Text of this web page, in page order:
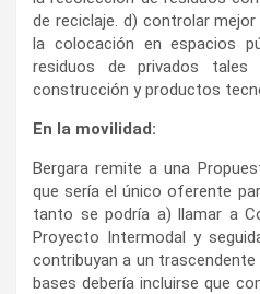
de reciclaje. d) controlar
la colocación en espacios
residuos de privados tales
construcción y productos
En la movilidad:
Bergara remite a una
que sería el único oferente
tanto se podría a) llamar a
Proyecto Intermodal y
contribuyan a un
bases debería incluirse que